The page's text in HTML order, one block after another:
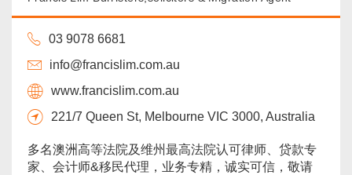
03 9078 6681
info@francislim.com.au
www.francislim.com.au
221/7 Queen St, Melbourne VIC 3000, Australia
多名澳洲高等法院及维州最高法院认可律师、贷款专
家、会计师&移民代理，业务专精，诚实可信，敬请